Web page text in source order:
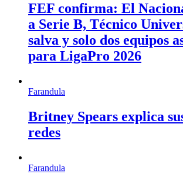
FEF confirma: El
a Serie B, Técnico
salva y solo dos equipos
para LigaPro 2026
Farandula
Britney Spears explica
redes
Farandula